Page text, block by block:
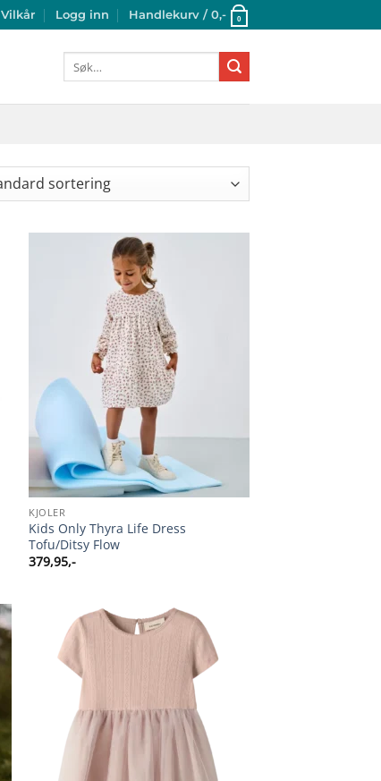
Vilkår Logg inn Handlekurv / 0,- 0
etter:
KJOLER
Kids Only Thyra Life Dress
Tofu/Ditsy Flow
379,95,-